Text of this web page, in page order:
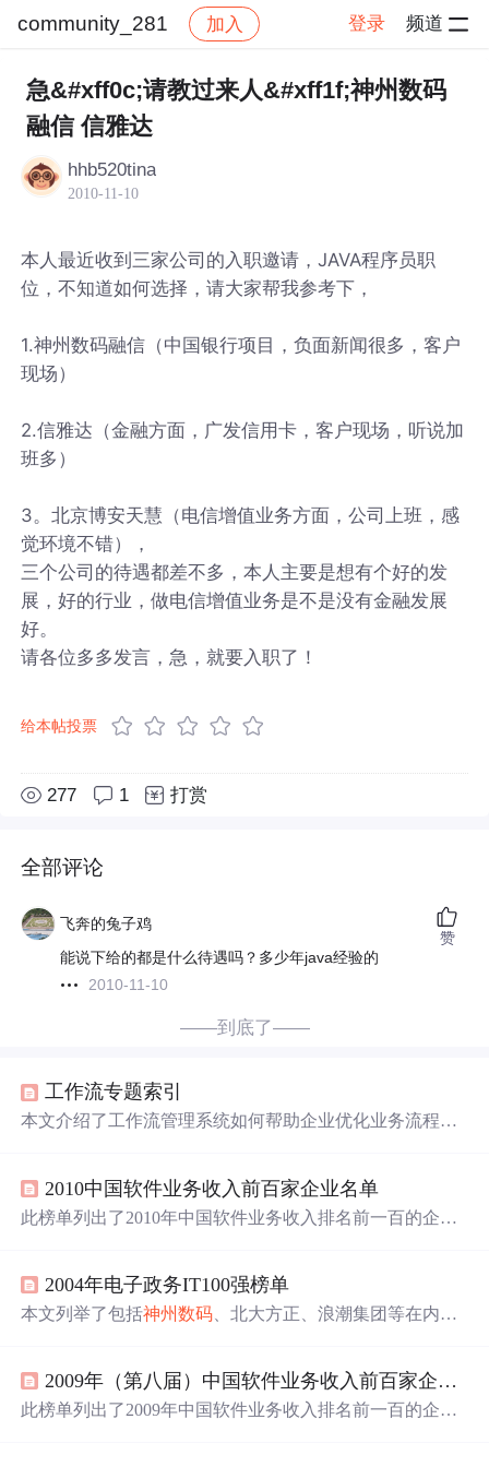
community_281 加入 登录 频道
社区 community_281 帖子详情
急&#xff0c;请教过来人&#xff1f;神州数码
融信 信雅达
hhb520tina
2010-11-10
本人最近收到三家公司的入职邀请，JAVA程序员职
位，不知道如何选择，请大家帮我参考下，
1.神州数码融信（中国银行项目，负面新闻很多，客户
现场）
2.信雅达（金融方面，广发信用卡，客户现场，听说加
班多）
3。北京博安天慧（电信增值业务方面，公司上班，感
觉环境不错），
三个公司的待遇都差不多，本人主要是想有个好的发
展，好的行业，做电信增值业务是不是没有金融发展
好。
请各位多多发言，急，就要入职了！
给本帖投票
277 1 打赏
全部评论
飞奔的兔子鸡
能说下给的都是什么待遇吗？多少年java经验的
2010-11-10
赞
——到底了——
工作流专题索引
本文介绍了工作流管理系统如何帮助企业优化业务流程、
例。2010中国软件业务收入前百家企业名单
此榜单列出了2010年中国软件业务收入排名前一百的企
2004年电子政务IT100强榜单
本文列举了包括神州数码 、北大方正、浪潮集团等在内的1
信息技术行业的企业生态。
2009年（第八届）中国软件业务收入前百家企业名单
此榜单列出了2009年中国软件业务收入排名前一百的企